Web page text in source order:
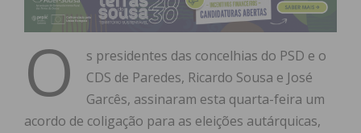
O
s presidentes das concelhias do PSD e o
CDS de Paredes, Ricardo Sousa e José
Garcês, assinaram esta quarta-feira um
acordo de coligação para as eleições autárquicas,